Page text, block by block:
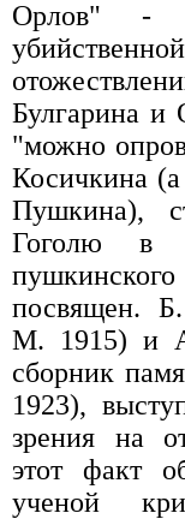
Орлов" -
Булгарина и
"можно
Косичкина (а
Пушкина),
Гоголю в
посвящен.
М. 1915) и
сборник
1923),
зрения на
этот факт
ученой